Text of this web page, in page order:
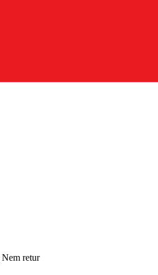
Nem retur